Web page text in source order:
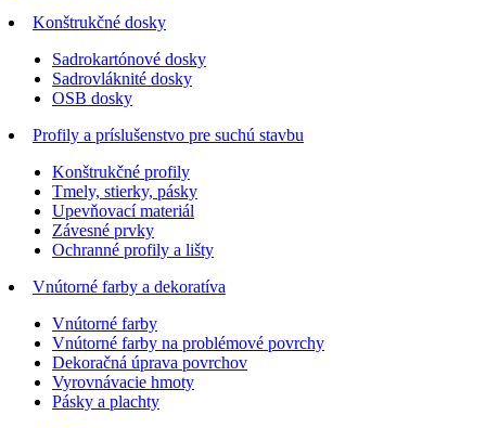
Konštrukčné dosky
Sadrokartónové dosky
Sadrovláknité dosky
OSB dosky
Profily a príslušenstvo pre suchú stavbu
Konštrukčné profily
Tmely, stierky, pásky
Upevňovací materiál
Závesné prvky
Ochranné profily a lišty
Vnútorné farby a dekoratíva
Vnútorné farby
Vnútorné farby na problémové povrchy
Dekoračná úprava povrchov
Vyrovnávacie hmoty
Pásky a plachty